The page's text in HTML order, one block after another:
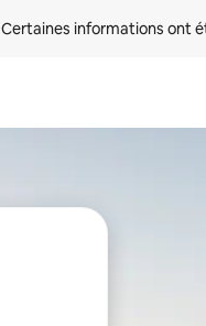
Certaines informations ont